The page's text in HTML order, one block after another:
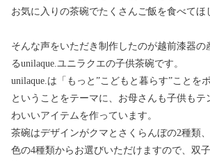
お気に入りの茶碗でたくさんご飯を食べてほ
そんな声をいただき制作したのが越前漆器の
るunilaque.ユニラクエの子供茶碗です。
unilaque.は「もっと”こどもと暮らす”ことを
ということをテーマに、お母さんも子供もテ
わいいアイテムを作っています。
茶碗はデザインがクマとさくらんぼの2種類
色の4種類からお選びいただけますので、双